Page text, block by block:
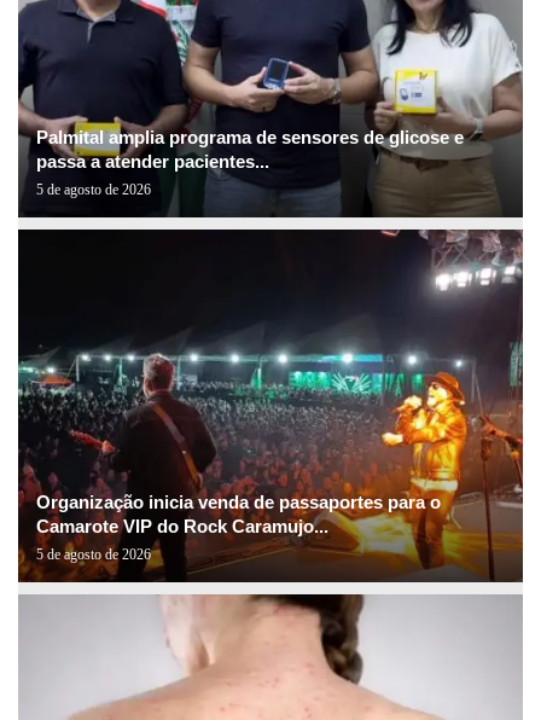
Palmital amplia programa de sensores de glicose e
passa a atender pacientes...
5 de agosto de 2026
Organização inicia venda de passaportes para o
Camarote VIP do Rock Caramujo...
5 de agosto de 2026